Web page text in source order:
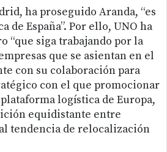
ha proseguido Aranda, “es
de España”. Por ello, UNO ha
“que siga trabajando por la
que se asientan en el
con su colaboración para
con el que promocionar
logística de Europa,
equidistante entre
tendencia de relocalización